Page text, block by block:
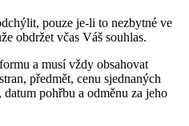
pouze je-li to nezbytné ve
obdržet včas Váš souhlas.
a musí vždy obsahovat
předmět, cenu sjednaných
pohřbu a odměnu za jeho